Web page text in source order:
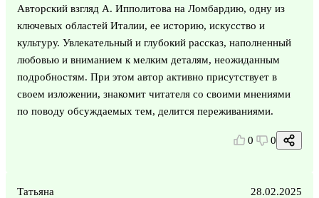
Авторский взгляд А. Ипполитова на Ломбардию, одну из
ключевых областей Италии, ее историю, искусство и
культуру. Увлекательный и глубокий рассказ, наполненный
любовью и вниманием к мелким деталям, неожиданным
подробностям. При этом автор активно присутствует в
своем изложении, знакомит читателя со своими мнениями
по поводу обсуждаемых тем, делится переживаниями.
0 0
Татьяна 28.02.2025